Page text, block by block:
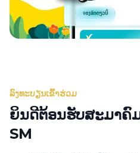
ລົງທະບຽນເຂົ້າຮ່ວມ
ຍິນດີຕ້ອນຮັບສະມາຄົ
SM